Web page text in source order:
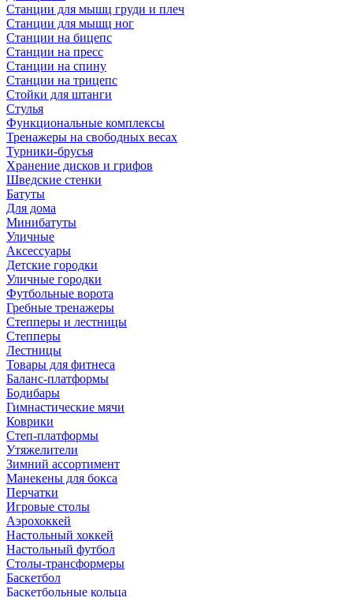
Станции для мышц груди и плеч
Станции для мышц ног
Станции на бицепс
Станции на пресс
Станции на спину
Станции на трицепс
Стойки для штанги
Стулья
Функциональные комплексы
Тренажеры на свободных весах
Турники-брусья
Хранение дисков и грифов
Шведские стенки
Батуты
Для дома
Минибатуты
Уличные
Аксессуары
Детские городки
Уличные городки
Футбольные ворота
Гребные тренажеры
Степперы и лестницы
Степперы
Лестницы
Товары для фитнеса
Баланс-платформы
Бодибары
Гимнастические мячи
Коврики
Степ-платформы
Утяжелители
Зимний ассортимент
Манекены для бокса
Перчатки
Игровые столы
Аэрохоккей
Настольный хоккей
Настольный футбол
Столы-трансформеры
Баскетбол
Баскетбольные кольца